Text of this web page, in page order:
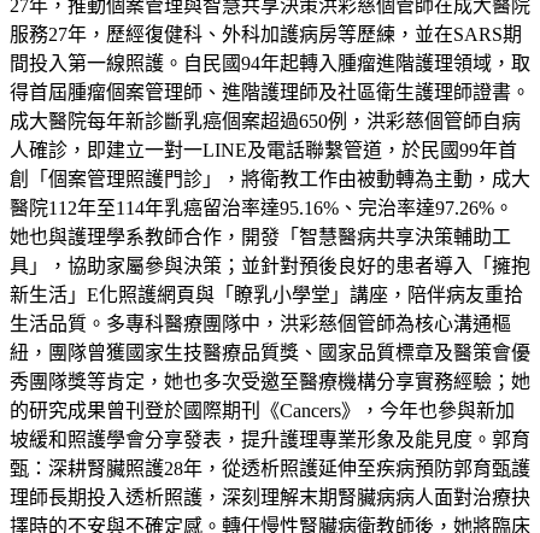
27年，推動個案管理與智慧共享決策洪彩慈個管師在成大醫院
服務27年，歷經復健科、外科加護病房等歷練，並在SARS期
間投入第一線照護。自民國94年起轉入腫瘤進階護理領域，取
得首屆腫瘤個案管理師、進階護理師及社區衛生護理師證書。
成大醫院每年新診斷乳癌個案超過650例，洪彩慈個管師自病
人確診，即建立一對一LINE及電話聯繫管道，於民國99年首
創「個案管理照護門診」，將衛教工作由被動轉為主動，成大
醫院112年至114年乳癌留治率達95.16%、完治率達97.26%。
她也與護理學系教師合作，開發「智慧醫病共享決策輔助工
具」，協助家屬參與決策；並針對預後良好的患者導入「擁抱
新生活」E化照護網頁與「瞭乳小學堂」講座，陪伴病友重拾
生活品質。多專科醫療團隊中，洪彩慈個管師為核心溝通樞
紐，團隊曾獲國家生技醫療品質獎、國家品質標章及醫策會優
秀團隊獎等肯定，她也多次受邀至醫療機構分享實務經驗；她
的研究成果曾刊登於國際期刊《Cancers》，今年也參與新加
坡緩和照護學會分享發表，提升護理專業形象及能見度。郭育
甄：深耕腎臟照護28年，從透析照護延伸至疾病預防郭育甄護
理師長期投入透析照護，深刻理解末期腎臟病病人面對治療抉
擇時的不安與不確定感。轉任慢性腎臟病衛教師後，她將臨床